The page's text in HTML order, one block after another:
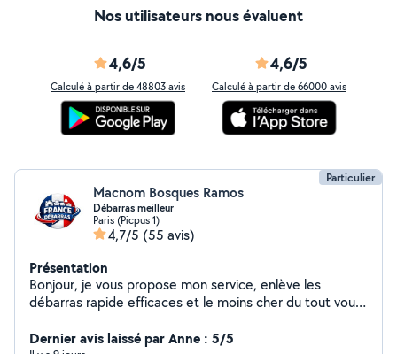
Nos utilisateurs nous évaluent
4,6/5
Calculé à partir de 48803 avis
4,6/5
Calculé à partir de 66000 avis
Particulier
Macnom Bosques Ramos
Débarras meilleur
Paris (Picpus 1)
4,7/5 (55 avis)
Présentation
Bonjour, je vous propose mon service, enlève les
débarras rapide efficaces et le moins cher du tout vous
rappeler. À très vite. Merci Je suis toujours disponible
Dernier avis laissé par Anne : 5/5